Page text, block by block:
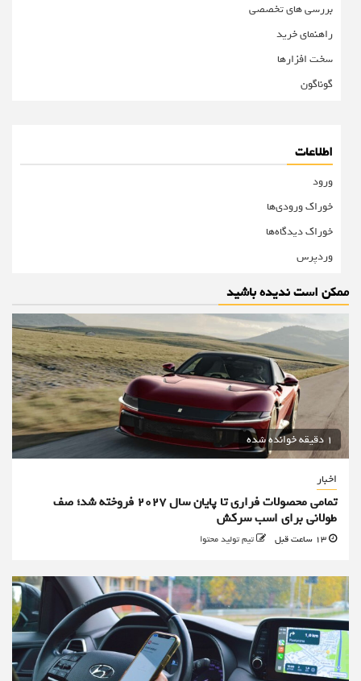
بررسی های تخصصی
راهنمای خرید
سخت افزارها
گوناگون
اطلاعات
ورود
خوراک ورودی‌ها
خوراک دیدگاه‌ها
وردپرس
ممکن است ندیده باشید
1 دقیقه خوانده شده
اخبار
تمامی محصولات فراری تا پایان سال ۲۰۲۷ فروخته شد؛ صف
طولانی برای اسب سرکش
تیم تولید محتوا